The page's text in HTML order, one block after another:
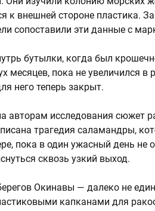
к внешней стороне пластика.
сопоставили эти данные с
бутылки, когда был
месяцев, пока не увеличился в
него теперь закрыт.
авторам исследования сюжет
трагедия саламандры,
пока в один ужасный день не
сквозь узкий выход.
Окинавы — далеко не
капканами для